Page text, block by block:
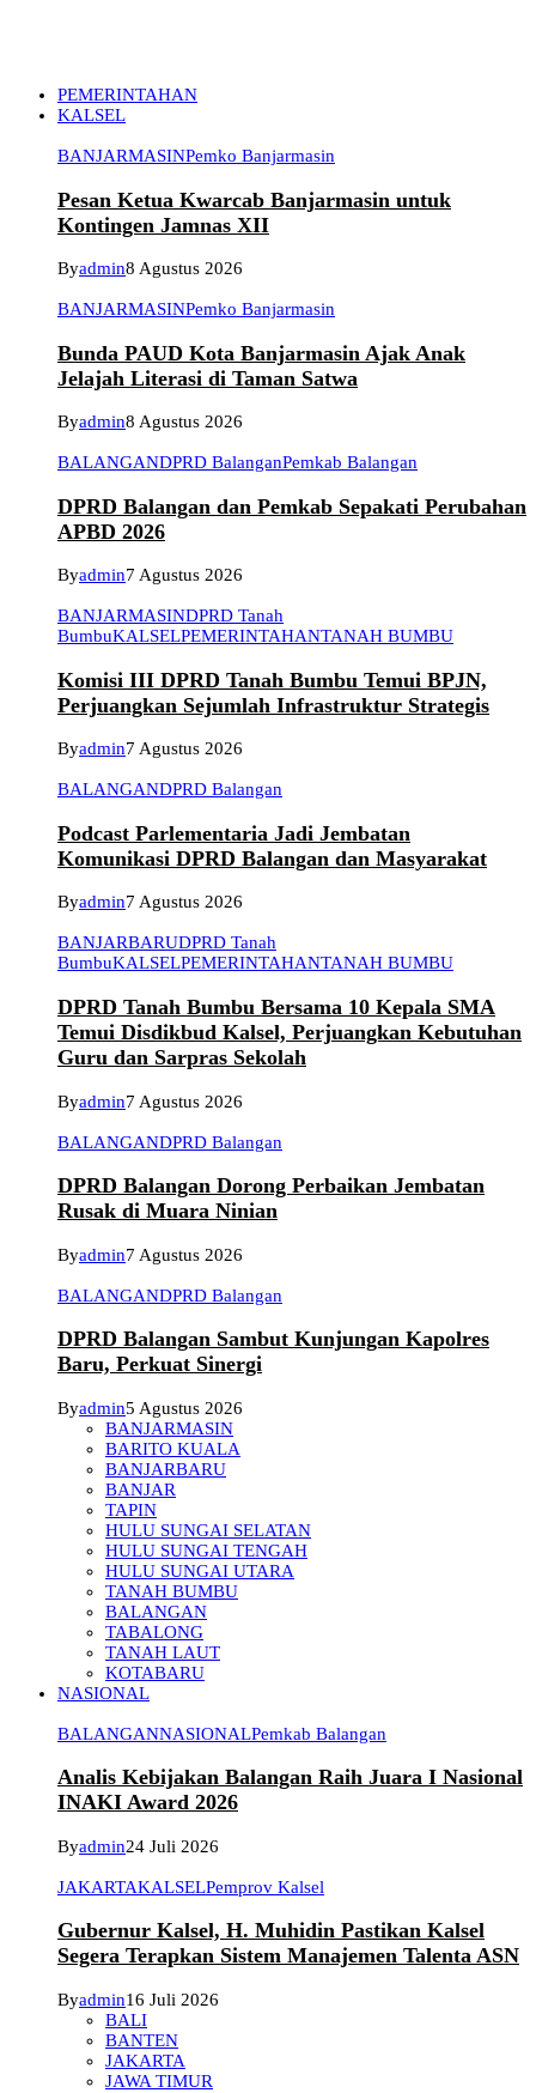
PEMERINTAHAN
KALSEL
BANJARMASINPemko Banjarmasin
Pesan Ketua Kwarcab Banjarmasin untuk
Kontingen Jamnas XII
Byadmin8 Agustus 2026
BANJARMASINPemko Banjarmasin
Bunda PAUD Kota Banjarmasin Ajak Anak
Jelajah Literasi di Taman Satwa
Byadmin8 Agustus 2026
BALANGANDPRD BalanganPemkab Balangan
DPRD Balangan dan Pemkab Sepakati Perubahan
APBD 2026
Byadmin7 Agustus 2026
BANJARMASINDPRD Tanah
BumbuKALSELPEMERINTAHANTANAH BUMBU
Komisi III DPRD Tanah Bumbu Temui BPJN,
Perjuangkan Sejumlah Infrastruktur Strategis
Byadmin7 Agustus 2026
BALANGANDPRD Balangan
Podcast Parlementaria Jadi Jembatan
Komunikasi DPRD Balangan dan Masyarakat
Byadmin7 Agustus 2026
BANJARBARUDPRD Tanah
BumbuKALSELPEMERINTAHANTANAH BUMBU
DPRD Tanah Bumbu Bersama 10 Kepala SMA
Temui Disdikbud Kalsel, Perjuangkan Kebutuhan
Guru dan Sarpras Sekolah
Byadmin7 Agustus 2026
BALANGANDPRD Balangan
DPRD Balangan Dorong Perbaikan Jembatan
Rusak di Muara Ninian
Byadmin7 Agustus 2026
BALANGANDPRD Balangan
DPRD Balangan Sambut Kunjungan Kapolres
Baru, Perkuat Sinergi
Byadmin5 Agustus 2026
BANJARMASIN
BARITO KUALA
BANJARBARU
BANJAR
TAPIN
HULU SUNGAI SELATAN
HULU SUNGAI TENGAH
HULU SUNGAI UTARA
TANAH BUMBU
BALANGAN
TABALONG
TANAH LAUT
KOTABARU
NASIONAL
BALANGANNASIONALPemkab Balangan
Analis Kebijakan Balangan Raih Juara I Nasional
INAKI Award 2026
Byadmin24 Juli 2026
JAKARTAKALSELPemprov Kalsel
Gubernur Kalsel, H. Muhidin Pastikan Kalsel
Segera Terapkan Sistem Manajemen Talenta ASN
Byadmin16 Juli 2026
BALI
BANTEN
JAKARTA
JAWA TIMUR